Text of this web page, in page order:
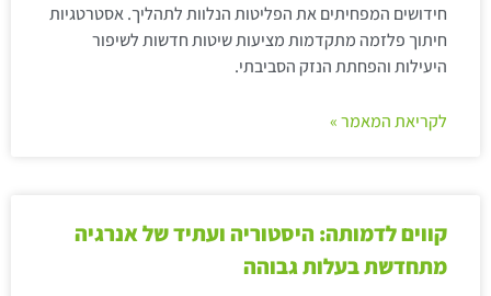
חידושים המפחיתים את הפליטות הנלוות לתהליך. אסטרטגיות
חיתוך פלזמה מתקדמות מציעות שיטות חדשות לשיפור
היעילות והפחתת הנזק הסביבתי.
לקריאת המאמר »
קווים לדמותה: היסטוריה ועתיד של אנרגיה
מתחדשת בעלות גבוהה